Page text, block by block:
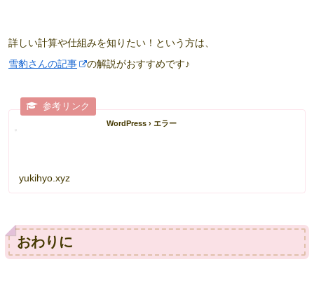
詳しい計算や仕組みを知りたい！という方は、
雪豹さんの記事
の解説がおすすめです♪
WordPress › エラー
yukihyo.xyz
おわりに